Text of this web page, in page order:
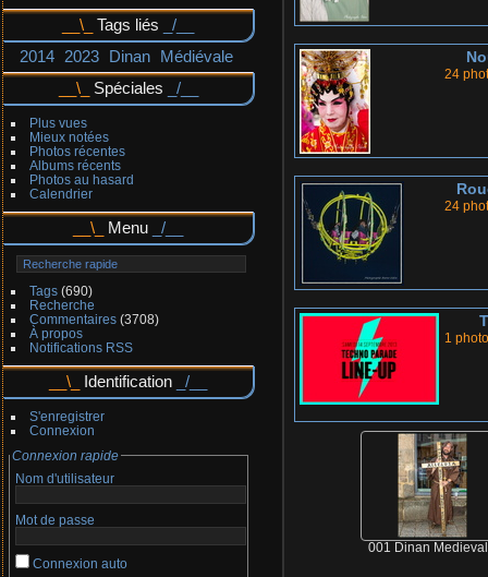
Tags liés
2014
2023 Dinan
Médiévale
Spéciales
Plus vues
Mieux notées
Photos récentes
Albums récents
Photos au hasard
Calendrier
Menu
Tags(690)
Recherche
Commentaires(3708)
À propos
Notifications RSS
Identification
S'enregistrer
Connexion
Connexion rapide
Nom d'utilisateur
Mot de passe
Connexion auto
24
24
1 photo
001 Dinan